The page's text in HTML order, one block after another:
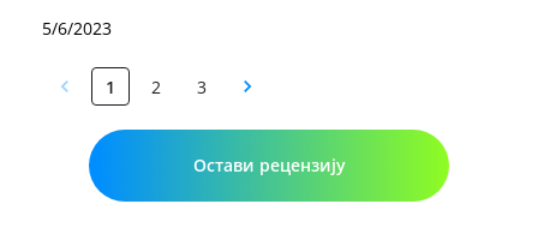
5/6/2023
1 2 3
Остави рецензију